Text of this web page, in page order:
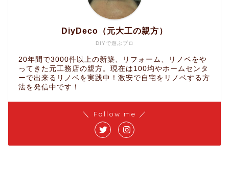
DIYで遊ぶプロ
DiyDeco（元大工の親方）
20年間で3000件以上の新築、リフォーム、リノベをや
ってきた元工務店の親方。現在は100均やホームセンタ
ーで出来るリノベを実践中！激安で自宅をリノベする方
法を発信中です！
＼ Follow me ／